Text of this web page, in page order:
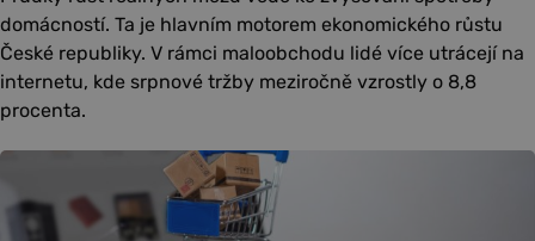
domácností. Ta je hlavním motorem ekonomického růstu
České republiky. V rámci maloobchodu lidé více utrácejí na
internetu, kde srpnové tržby meziročně vzrostly o 8,8
procenta.